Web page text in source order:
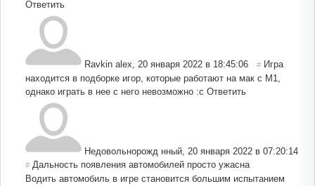
Ответить
Ravkin alex, 20 января 2022 в 18:45:06 # Игра
находится в подборке игор, которые работают на мак с М1,
однако играть в нее с него невозможно :с Ответить
Недовольнорожд нный, 20 января 2022 в 07:20:14
# Дальность появления автомобилей просто ужасна
Водить автомобиль в игре становится большим испытанием